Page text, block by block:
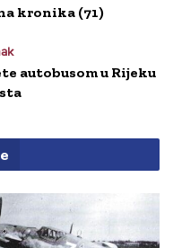
kronika (71)
autobusom u Rijeku